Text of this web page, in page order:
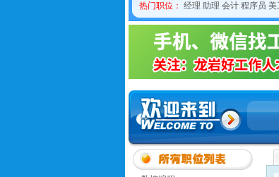
热门职位： 经理 助理 会计 程序员 美